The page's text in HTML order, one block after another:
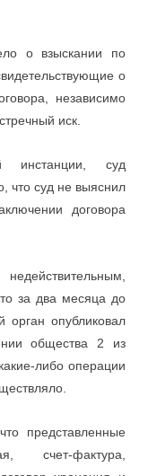
о взыскании по
о
независимо
иск.
инстанции, суд
что суд не выяснил
договора
за два месяца до
орган опубликовал
общества 2 из
либо операции
представленные
счет-фактура,